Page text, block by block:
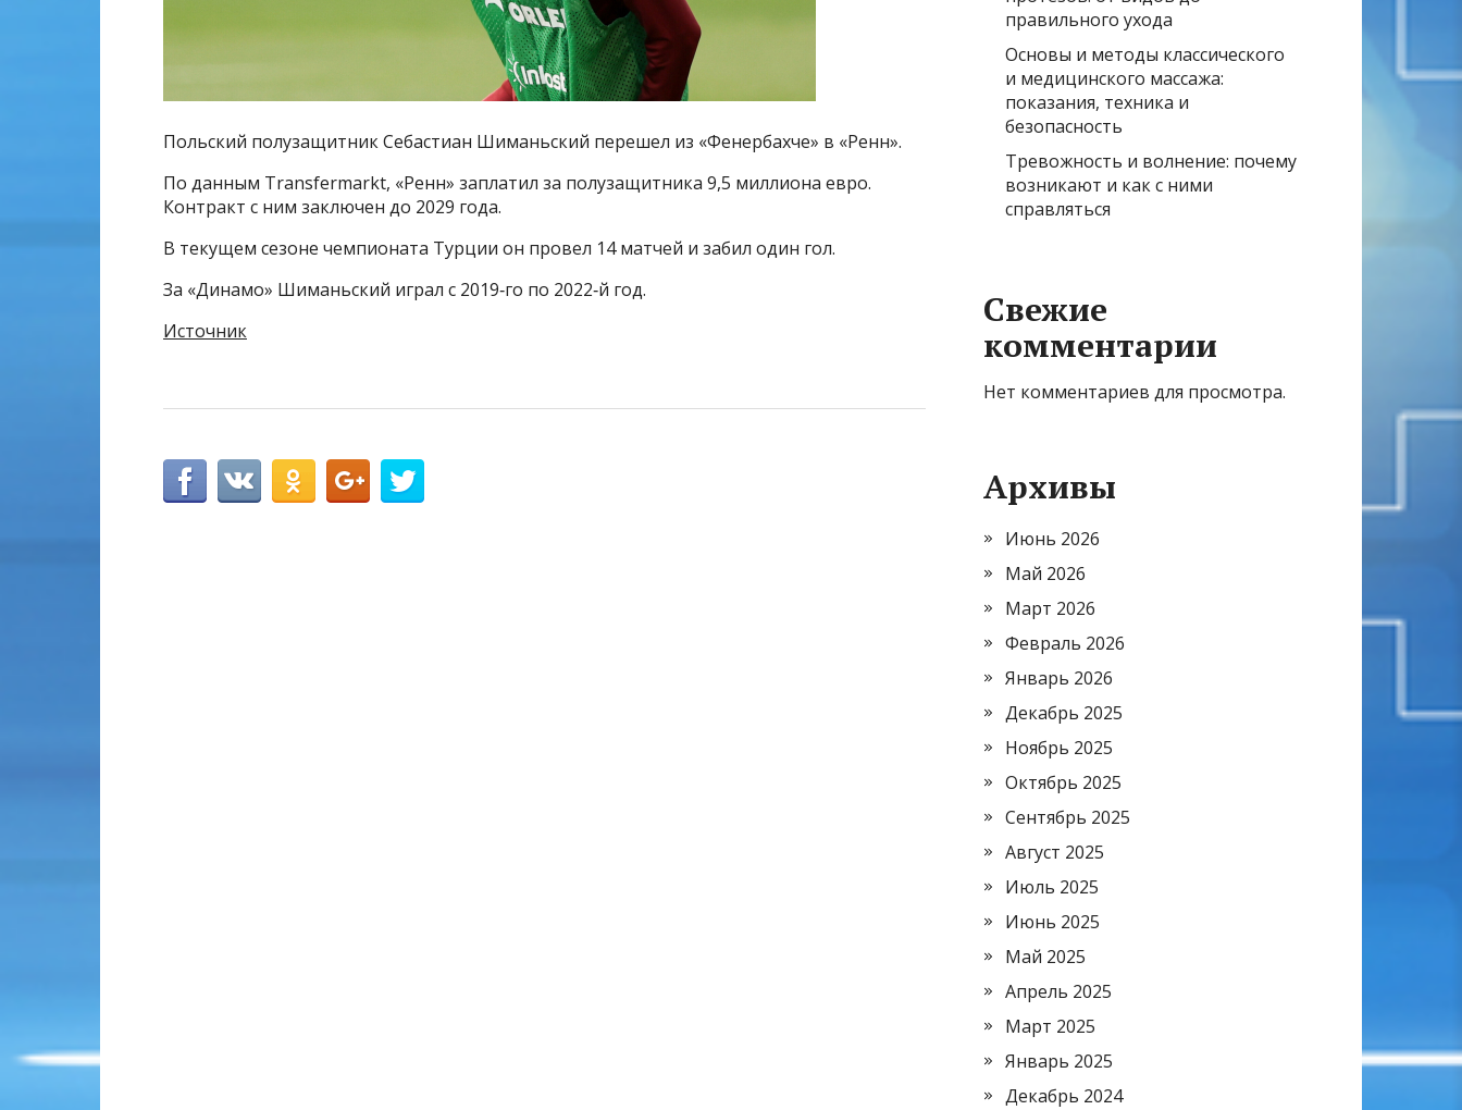
Польский полузащитник Себастиан Шиманьский перешел из «Фенербахче» в «Ренн».
По данным Transfermarkt, «Ренн» заплатил за полузащитника 9,5 миллиона евро.
Контракт с ним заключен до 2029 года.
В текущем сезоне чемпионата Турции он провел 14 матчей и забил один гол.
За «Динамо» Шиманьский играл с 2019‑го по 2022‑й год.
Источник
правильного ухода
Основы и методы классического
и медицинского массажа:
показания, техника и
безопасность
Тревожность и волнение: почему
возникают и как с ними
справляться
Свежие
комментарии
Нет комментариев для просмотра.
Архивы
Июнь 2026
Май 2026
Март 2026
Февраль 2026
Январь 2026
Декабрь 2025
Ноябрь 2025
Октябрь 2025
Сентябрь 2025
Август 2025
Июль 2025
Июнь 2025
Май 2025
Апрель 2025
Март 2025
Январь 2025
Декабрь 2024